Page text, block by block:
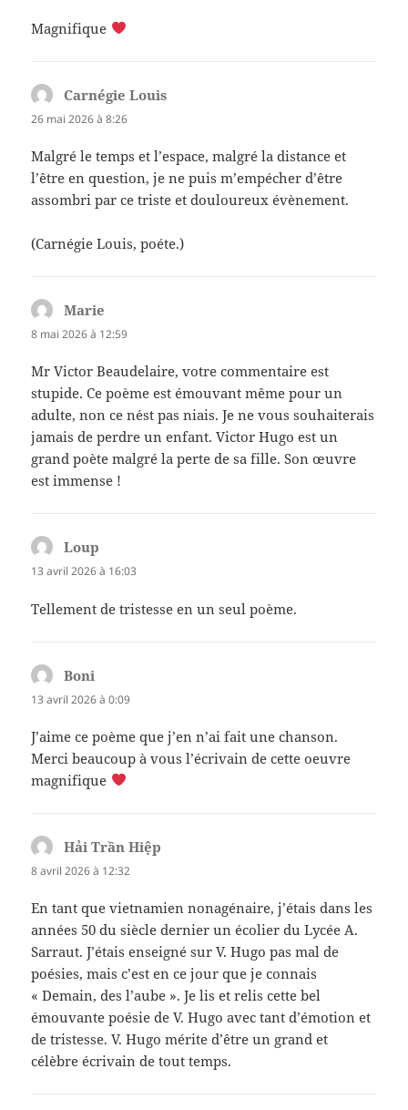
Magnifique
Carnégie Louis
26 mai 2026 à 8:26
Malgré le temps et l’espace, malgré la distance et
l’être en question, je ne puis m’empécher d’être
assombri par ce triste et douloureux évènement.
(Carnégie Louis, poéte.)
Marie
8 mai 2026 à 12:59
Mr Victor Beaudelaire, votre commentaire est
stupide. Ce poème est émouvant même pour un
adulte, non ce n´est pas niais. Je ne vous souhaiterais
jamais de perdre un enfant. Victor Hugo est un
grand poète malgré la perte de sa fille. Son œuvre
est immense !
Loup
13 avril 2026 à 16:03
Tellement de tristesse en un seul poème.
Boni
13 avril 2026 à 0:09
J’aime ce poème que j’en n’ai fait une chanson.
Merci beaucoup à vous l’écrivain de cette oeuvre
magnifique
Hải Trần Hiệp
8 avril 2026 à 12:32
En tant que vietnamien nonagénaire, j’étais dans les
années 50 du siècle dernier un écolier du Lycée A.
Sarraut. J’étais enseigné sur V. Hugo pas mal de
poésies, mais c’est en ce jour que je connais
« Demain, des l’aube ». Je lis et relis cette bel
émouvante poésie de V. Hugo avec tant d’émotion et
de tristesse. V. Hugo mérite d’être un grand et
célèbre écrivain de tout temps.